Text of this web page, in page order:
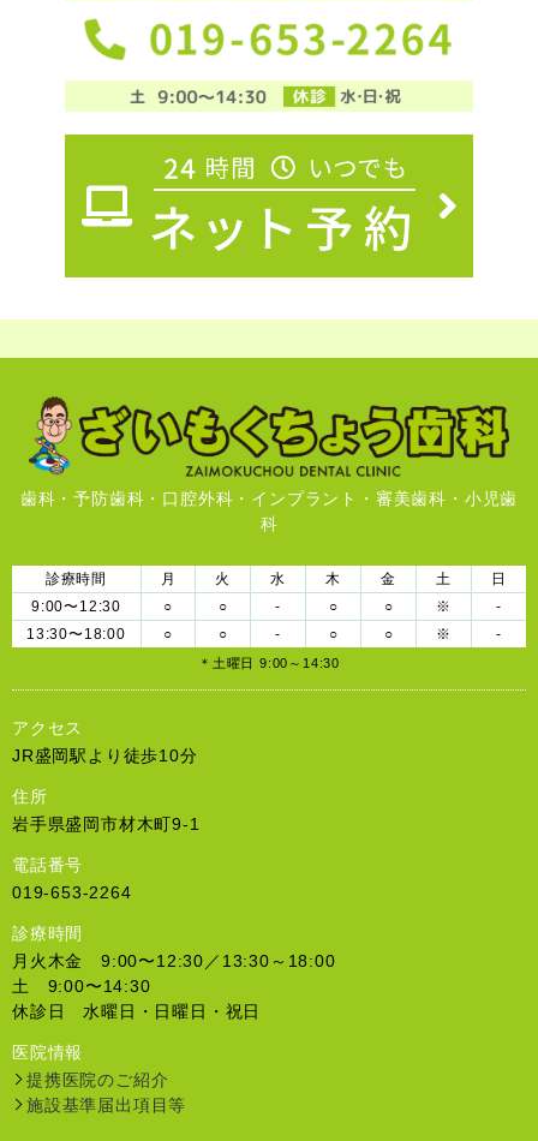
歯科・予防歯科・口腔外科・インプラント・審美歯科・小児歯
科
診療時間 月 火 水 木 金 土
日
9:00〜12:30
○ ○ - ○ ○ ※
-
13:30〜18:00
○ ○ - ○ ○ ※ -
＊土曜日 9:00～14:30
アクセス
JR盛岡駅より徒歩10分
住所
岩手県盛岡市材木町9-1
電話番号
019-653-2264
診療時間
月火木金 9:00〜12:30／13:30～18:00
土 9:00〜14:30
休診日 水曜日・日曜日・祝日
医院情報
提携医院のご紹介
施設基準届出項目等